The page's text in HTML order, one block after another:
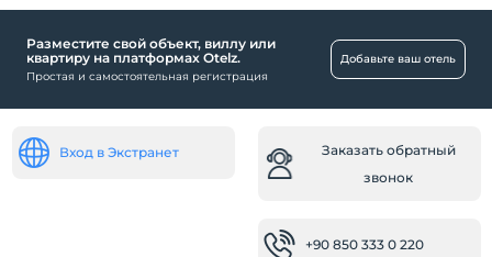
Разместите свой объект, виллу или
квартиру на платформах Otelz.
Простая и самостоятельная регистрация
Добавьте ваш отель
Вход в Экстранет
Заказать обратный
звонок
+90 850 333 0 220